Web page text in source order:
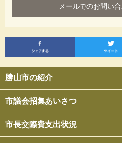
勝山市の紹介
市議会招集あいさつ
市長交際費支出状況
メールでのお問い